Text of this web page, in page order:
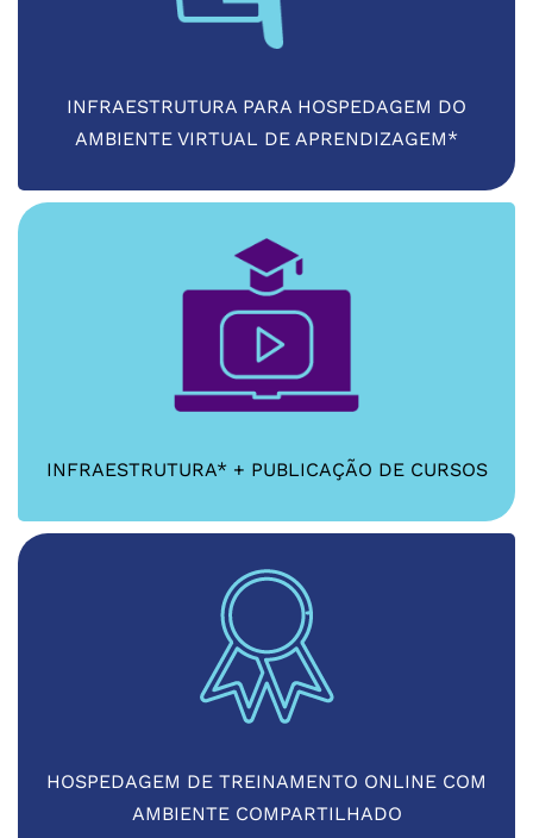
INFRAESTRUTURA PARA HOSPEDAGEM DO
AMBIENTE VIRTUAL DE APRENDIZAGEM*
INFRAESTRUTURA* + PUBLICAÇÃO DE CURSOS
HOSPEDAGEM DE TREINAMENTO ONLINE COM
AMBIENTE COMPARTILHADO